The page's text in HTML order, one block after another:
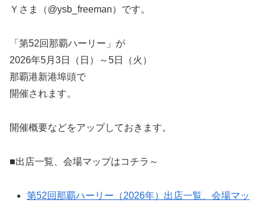
Ｙさま（@ysb_freeman）です。
「第52回那覇ハーリー」が
2026年5月3日（日）～5日（火）
那覇港新港埠頭で
開催されます。
開催概要などをアップしておきます。
■出店一覧、会場マップはコチラ～
第52回那覇ハーリー（2026年）出店一覧、会場マッ